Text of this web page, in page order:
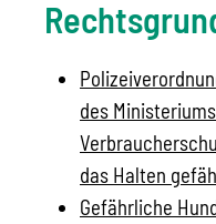
des
das Halten
Gefährliche